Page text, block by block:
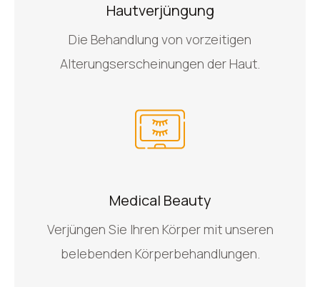
Hautverjüngung
Die Behandlung von vorzeitigen
Alterungserscheinungen der Haut.
Medical Beauty
Verjüngen Sie Ihren Körper mit unseren
belebenden Körperbehandlungen.